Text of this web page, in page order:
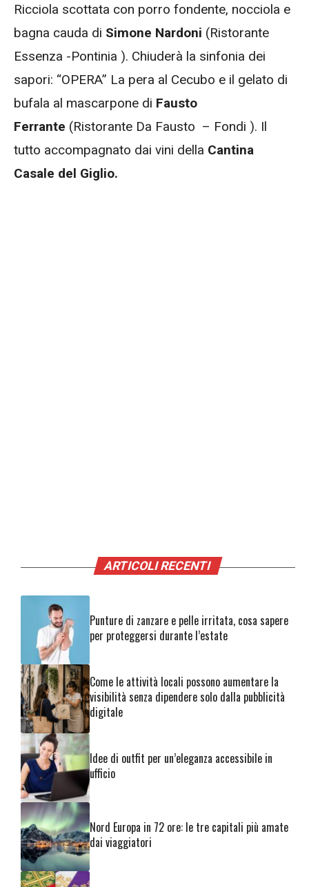
Ricciola scottata con porro fondente, nocciola e
bagna cauda di Simone Nardoni (Ristorante
Essenza -Pontinia ). Chiuderà la sinfonia dei
sapori: “OPERA” La pera al Cecubo e il gelato di
bufala al mascarpone di Fausto
Ferrante (Ristorante Da Fausto – Fondi ). Il
tutto accompagnato dai vini della Cantina
Casale del Giglio.
ARTICOLI RECENTI
Punture di zanzare e pelle irritata, cosa sapere
per proteggersi durante l’estate
Come le attività locali possono aumentare la
visibilità senza dipendere solo dalla pubblicità
digitale
Idee di outfit per un’eleganza accessibile in
ufficio
Nord Europa in 72 ore: le tre capitali più amate
dai viaggiatori